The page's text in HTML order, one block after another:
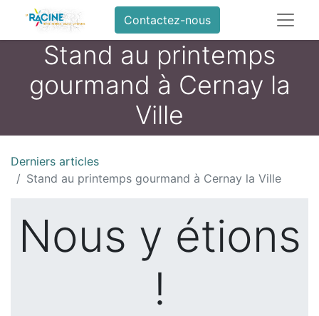
Contactez-nous
Stand au printemps
gourmand à Cernay la
Ville
Derniers articles
Stand au printemps gourmand à Cernay la Ville
Nous y étions
!